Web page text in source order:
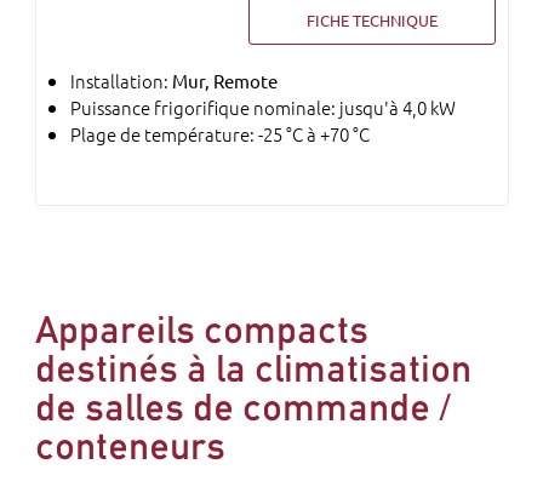
FICHE TECHNIQUE
Installation: Mur, Remote
Puissance frigorifique nominale: jusqu'à 4,0 kW
Plage de température: -25 °C à +70 °C
Appareils compacts
destinés à la climatisation
de salles de commande /
conteneurs